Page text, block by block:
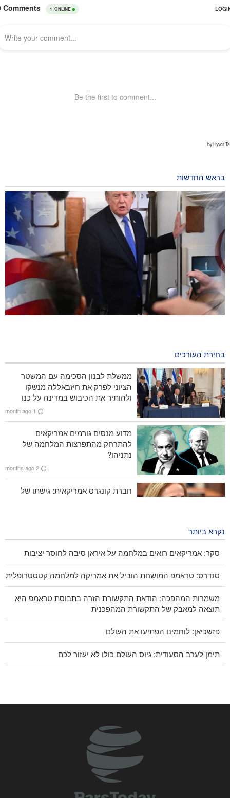
בראש החדשות
CNN חשפה: ראש המטה של ​​צבא ארה"ב מחפש דרך לצאת
מהמלחמה
מעל 700 חיילים אמריקאים נפצעו בתקיפות האיראניות
סנדרס: טראמפ המושחת הוביל את אמריקה למלחמה קטסטרופלית
רב אלוף רזאי, לארה"ב : לא נאפשר פתיחת נתיב שני במצרי הורמוז
בחירת העורכים
ממשלת לבנון הסכימה עם המשטר
הציוני לפרק את חיזבאללה מנשקו
ולהותיר את הכיבוש במדינה על כנו
1 month ago
מדוע מנסים גורמים אמריקאים
להתרחק מהתפרצות המלחמה של
נתניהו?
2 months ago
חברת קונגרס אמריקאית: גישתו של
נקרא ביותר
סקר: אמריקאים רואים במלחמה על איראן סיבה לחוסר יציבות
סנדרס: טראמפ המושחת הוביל את אמריקה למלחמה קטסטרופלית
משמרות המהפכה: הודאת התקשורת הזרה בתבוסת טראמפ היא
תוצאה למאבק של התקשורת המהפכנית
פזשכיאן: לוחמינו הפתיעו את העולם
תימן לערב הסעודית: גיוס העולם כולו לא יעזור לכם
עשרה איגודי עובדים בריטיים נגד ארה"ב: להפסיק להשתמש
בבסיסים צבאיים בריטיים כדי לתקוף את איראן